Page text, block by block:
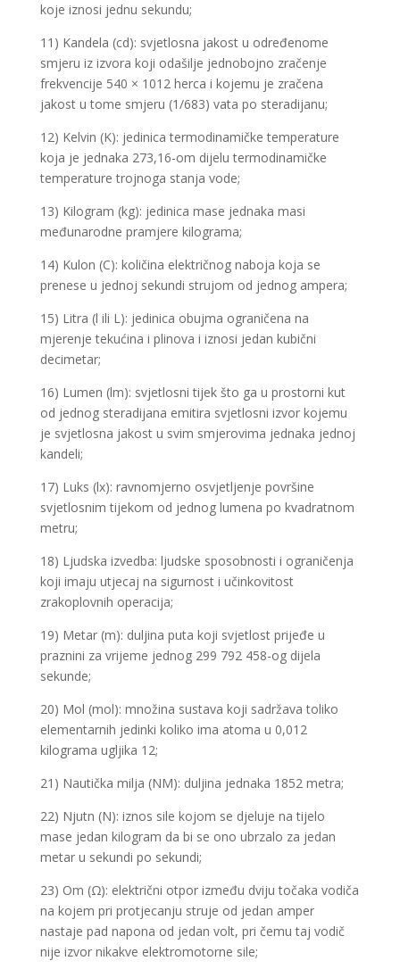
koje iznosi jednu sekundu;
11) Kandela (cd): svjetlosna jakost u određenome
smjeru iz izvora koji odašilje jednobojno zračenje
frekvencije 540 × 1012 herca i kojemu je zračena
jakost u tome smjeru (1/683) vata po steradijanu;
12) Kelvin (K): jedinica termodinamičke temperature
koja je jednaka 273,16-om dijelu termodinamičke
temperature trojnoga stanja vode;
13) Kilogram (kg): jedinica mase jednaka masi
međunarodne pramjere kilograma;
14) Kulon (C): količina električnog naboja koja se
prenese u jednoj sekundi strujom od jednog ampera;
15) Litra (l ili L): jedinica obujma ograničena na
mjerenje tekućina i plinova i iznosi jedan kubični
decimetar;
16) Lumen (lm): svjetlosni tijek što ga u prostorni kut
od jednog steradijana emitira svjetlosni izvor kojemu
je svjetlosna jakost u svim smjerovima jednaka jednoj
kandeli;
17) Luks (lx): ravnomjerno osvjetljenje površine
svjetlosnim tijekom od jednog lumena po kvadratnom
metru;
18) Ljudska izvedba: ljudske sposobnosti i ograničenja
koji imaju utjecaj na sigurnost i učinkovitost
zrakoplovnih operacija;
19) Metar (m): duljina puta koji svjetlost prijeđe u
praznini za vrijeme jednog 299 792 458-og dijela
sekunde;
20) Mol (mol): množina sustava koji sadržava toliko
elementarnih jedinki koliko ima atoma u 0,012
kilograma ugljika 12;
21) Nautička milja (NM): duljina jednaka 1852 metra;
22) Njutn (N): iznos sile kojom se djeluje na tijelo
mase jedan kilogram da bi se ono ubrzalo za jedan
metar u sekundi po sekundi;
23) Om (Ω): električni otpor između dviju točaka vodiča
na kojem pri protjecanju struje od jedan amper
nastaje pad napona od jedan volt, pri čemu taj vodič
nije izvor nikakve elektromotorne sile;